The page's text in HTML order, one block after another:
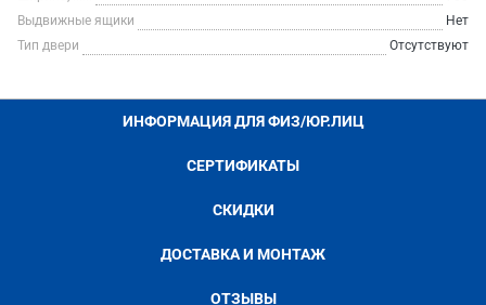
Выдвижные ящики
Нет
Тип двери
Отсутствуют
ИНФОРМАЦИЯ ДЛЯ ФИЗ/ЮР.ЛИЦ
СЕРТИФИКАТЫ
СКИДКИ
ДОСТАВКА И МОНТАЖ
ОТЗЫВЫ